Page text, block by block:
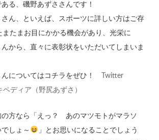
ある、磯野あずささんです！
さん、といえば、スポーツに詳しい方はご存
たまお目にかかる機会があり、光栄に
から、直々に表彰状をいただいてしまいま
についてはコチラをぜひ！
Twitter
ペディア（野尻あずさ）
の方なら「えっ？ あのマツモトがマラソ
しょ～
」とお思いになることでしょう